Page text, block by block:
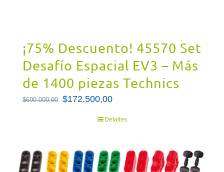
¡75% Descuento! 45570 Set
Desafío Espacial EV3 – Más
de 1400 piezas Technics
$690.000,00 El
$690.000,00.
$172.500,00El
$172.500,00.
Detalles